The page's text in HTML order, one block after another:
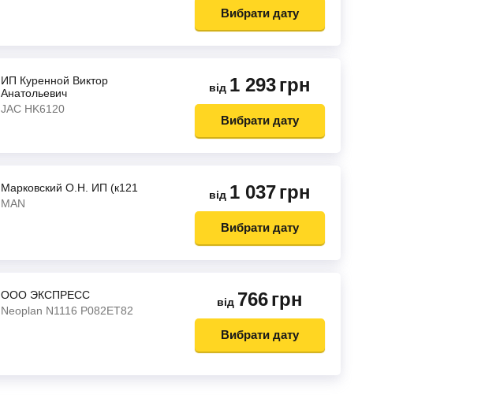
Вибрати дату
ИП Куренной Виктор
Анатольевич
JAC HK6120
від 1 293грн
Вибрати дату
Марковский О.Н. ИП (к121
MAN
від 1 037грн
Вибрати дату
ООО ЭКСПРЕСС
Neoplan N1116 Р082ЕТ82
від 766грн
Вибрати дату